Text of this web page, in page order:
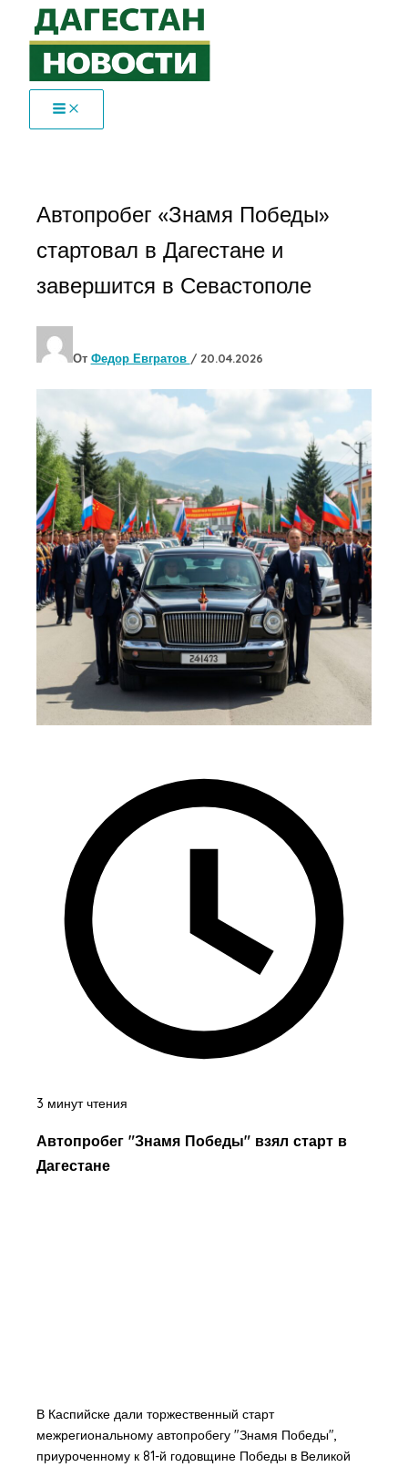
Перейти
содержимому
Автопробег «Знамя Победы»
стартовал в Дагестане и
завершится в Севастополе
От Федор Евгратов / 20.04.2026
3 минут чтения
Автопробег "Знамя Победы" взял старт в
Дагестане
В Каспийске дали торжественный старт
межрегиональному автопробегу "Знамя Победы",
приуроченному к 81-й годовщине Победы в Великой